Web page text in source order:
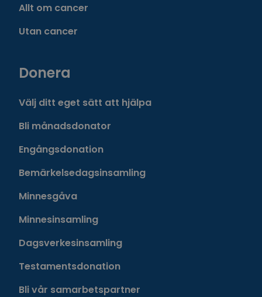
Allt om cancer
Utan cancer
Donera
Välj ditt eget sätt att hjälpa
Bli månadsdonator
Engångsdonation
Bemärkelsedagsinsamling
Minnesgåva
Minnesinsamling
Dagsverkesinsamling
Testamentsdonation
Bli vår samarbetspartner